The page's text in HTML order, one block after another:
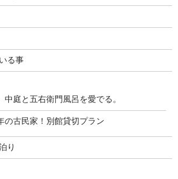
る事
中庭と五右衛門風呂を愛でる。
の古民家！別館貸切プラン
り